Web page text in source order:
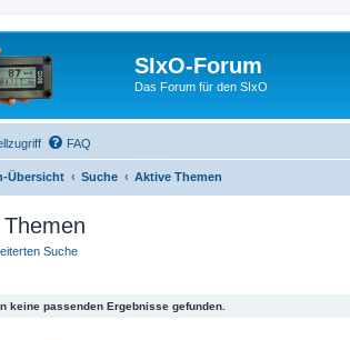
SIxO-Forum
Das Forum für den SIxO
FAQ
Übersicht Suche Aktive Themen
Suche
keine passenden Ergebnisse gefunden.